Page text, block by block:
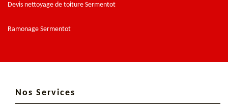
Devis nettoyage de toiture Sermentot
Ramonage Sermentot
Nos Services